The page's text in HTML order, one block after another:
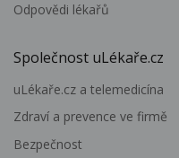
Odpovědi lékařů
Společnost uLékaře.cz
uLékaře.cz a telemedicína
Zdraví a prevence ve firmě
Bezpečnost